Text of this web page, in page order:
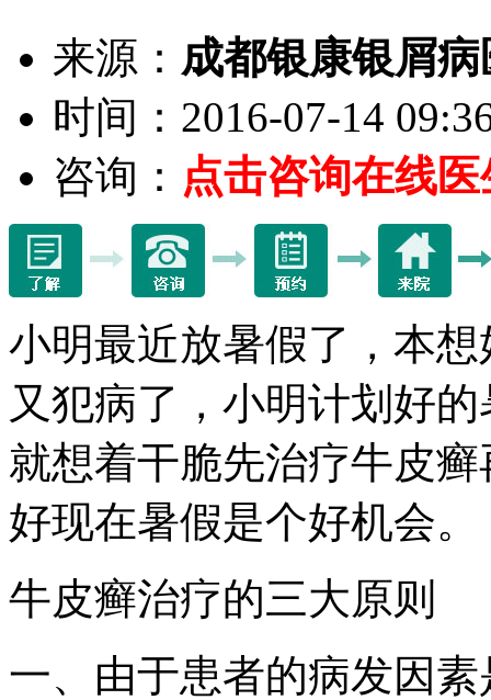
来源： 成都银康银屑病
时间：2016-07-14
咨询： 点击咨询在线医
小明最近放暑假了，本
又犯病了，小明计划好
就想着干脆先治疗牛皮
好现在暑假是个好机会。
牛皮癣治疗的三大原则
一、由于患者的病发因